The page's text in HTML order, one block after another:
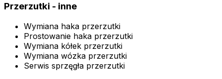
Przerzutki - inne
Wymiana haka przerzutki
Prostowanie haka przerzutki
Wymiana kółek przerzutki
Wymiana wózka przerzutki
Serwis sprzęgła przerzutki